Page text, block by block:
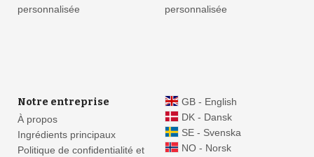
personnalisée
personnalisée
Notre entreprise
À propos
Ingrédients principaux
Politique de confidentialité et
GB - English
DK - Dansk
SE - Svenska
NO - Norsk